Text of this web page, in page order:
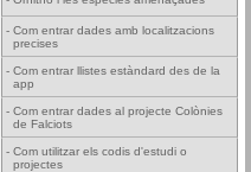
- Com entrar dades amb localitzacions
precises
- Com entrar llistes estàndard des de la
app
- Com entrar dades al projecte Colònies
de Falciots
- Com utilitzar els codis d'estudi o
projectes